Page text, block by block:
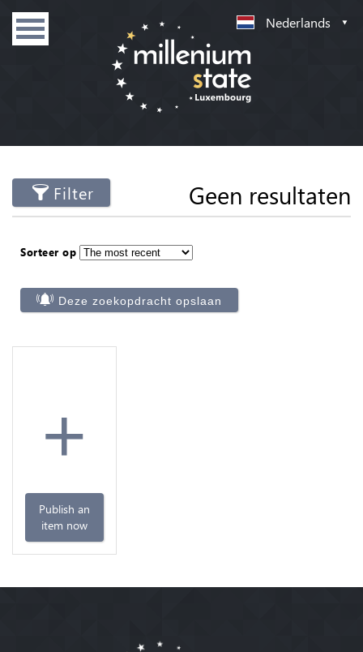
Nederlands
Filter Geen resultaten
Sorteer op
Deze zoekopdracht opslaan
+
Publish an
item now